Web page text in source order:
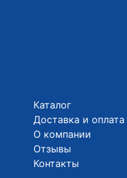
Каталог
Доставка и оплата
О компании
Отзывы
Контакты